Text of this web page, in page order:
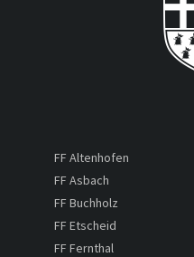
FF Altenhofen
FF Asbach
FF Buchholz
FF Etscheid
FF Fernthal